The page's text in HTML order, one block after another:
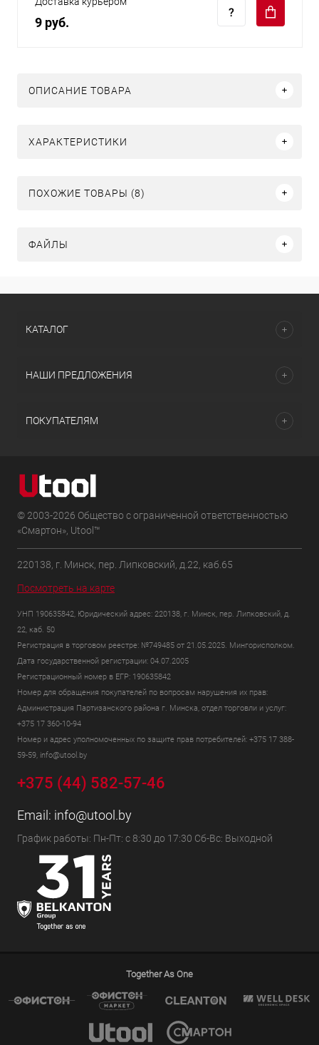
9 руб.
ОПИСАНИЕ ТОВАРА
ХАРАКТЕРИСТИКИ
ПОХОЖИЕ ТОВАРЫ (8)
ФАЙЛЫ
КАТАЛОГ
НАШИ ПРЕДЛОЖЕНИЯ
ПОКУПАТЕЛЯМ
© 2003-2026 Общество с ограниченной ответственностью
«Смартон», Utool™
220138, г. Минск, пер. Липковский, д.22, каб.65
Посмотреть на карте
УНП 190635842, Юридический адрес: 220138, г. Минск, пер. Липковский, д.
22, каб. 50
Регистрация в торговом реестре: №749485 от 21.05.2025. Мингорисполком.
Дата государственной регистрации: 04.07.2005
Регистрационный номер в ЕГР: 190635842
Номер для обращения покупателей по вопросам нарушения их прав:
Администрация Партизанского района г. Минска, отдел торговли и услуг:
+375 17 360-10-94
Номер и адрес уполномоченных по защите прав потребителей: +375 17 388-
59-59, info@utool.by
+375 (44) 582-57-46
Email: info@utool.by
График работы: Пн-Пт: с 8:30 до 17:30 Сб-Вс: Выходной
Together As One